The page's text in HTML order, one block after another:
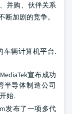
并购、伙伴关系
加剧的竞争。
车辆计算机平台.
宣布成功
半导体制造公司
始.
发布了一项多代